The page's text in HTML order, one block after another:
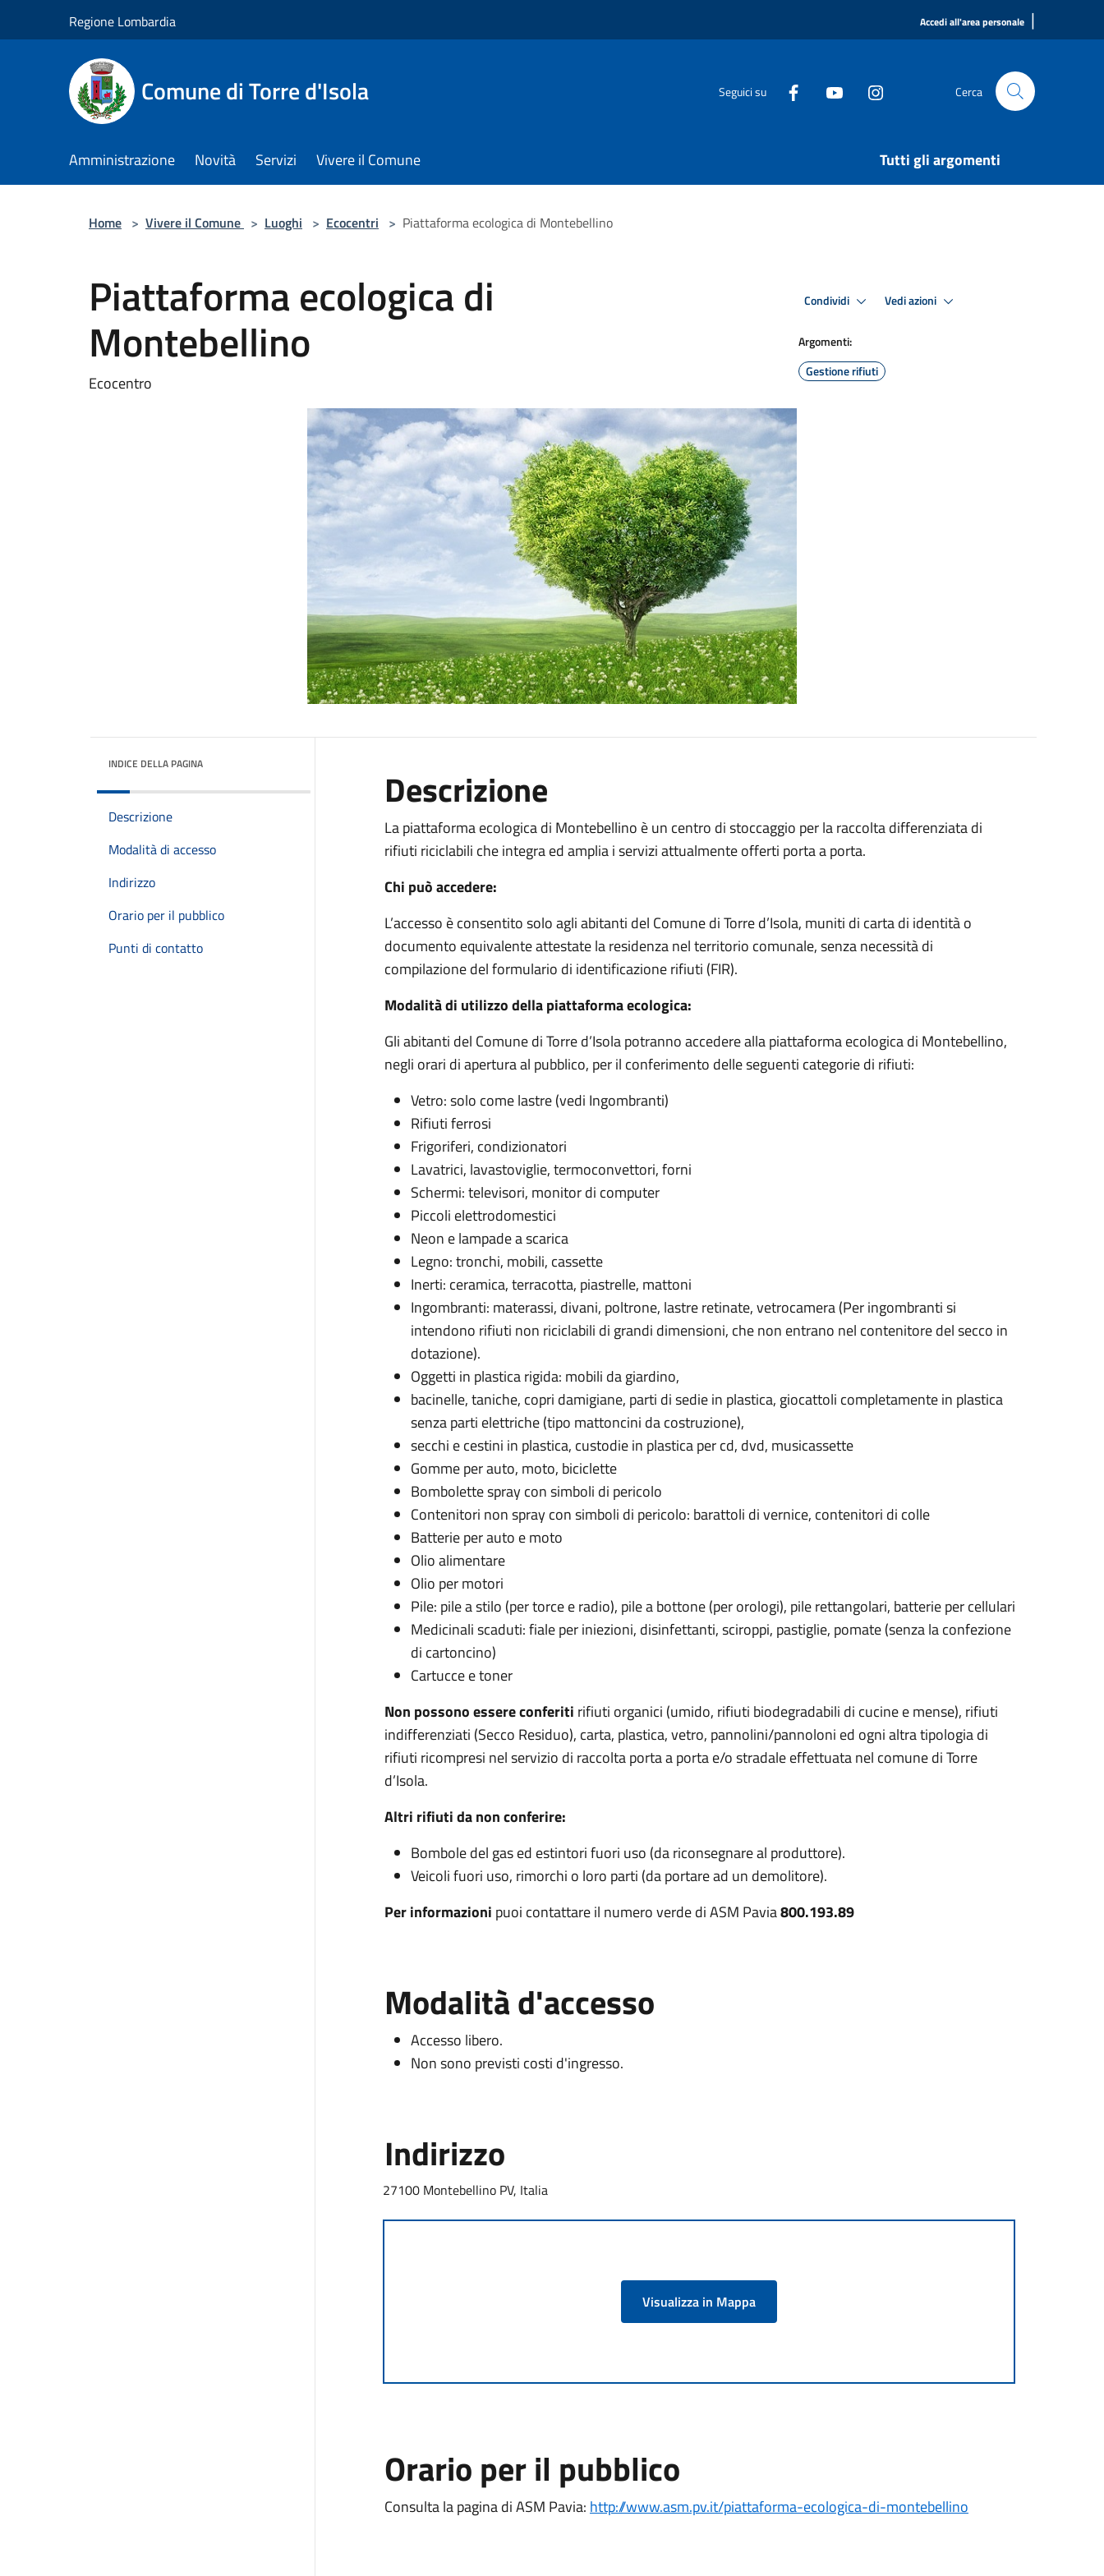
Regione Lombardia Accedi all'area personale |
Comune di Torre d'Isola Seguici su Cerca
Amministrazione Novità Servizi Vivere il Comune Tutti gli argomenti
Home > Vivere il Comune > Luoghi > Ecocentri > Piattaforma ecologica di Montebellino
Piattaforma ecologica di
Montebellino
Ecocentro
Condividi Vedi azioni
Argomenti:
Gestione rifiuti
INDICE DELLA PAGINA
Descrizione
Modalità di accesso
Indirizzo
Orario per il pubblico
Punti di contatto
Descrizione
La piattaforma ecologica di Montebellino è un centro di stoccaggio per la raccolta differenziata di
rifiuti riciclabili che integra ed amplia i servizi attualmente offerti porta a porta.
Chi può accedere:
L’accesso è consentito solo agli abitanti del Comune di Torre d’Isola, muniti di carta di identità o
documento equivalente attestate la residenza nel territorio comunale, senza necessità di
compilazione del formulario di identificazione rifiuti (FIR).
Modalità di utilizzo della piattaforma ecologica:
Gli abitanti del Comune di Torre d’Isola potranno accedere alla piattaforma ecologica di Montebellino,
negli orari di apertura al pubblico, per il conferimento delle seguenti categorie di rifiuti:
Vetro: solo come lastre (vedi Ingombranti)
Rifiuti ferrosi
Frigoriferi, condizionatori
Lavatrici, lavastoviglie, termoconvettori, forni
Schermi: televisori, monitor di computer
Piccoli elettrodomestici
Neon e lampade a scarica
Legno: tronchi, mobili, cassette
Inerti: ceramica, terracotta, piastrelle, mattoni
Ingombranti: materassi, divani, poltrone, lastre retinate, vetrocamera (Per ingombranti si
intendono rifiuti non riciclabili di grandi dimensioni, che non entrano nel contenitore del secco in
dotazione).
Oggetti in plastica rigida: mobili da giardino,
bacinelle, taniche, copri damigiane, parti di sedie in plastica, giocattoli completamente in plastica
senza parti elettriche (tipo mattoncini da costruzione),
secchi e cestini in plastica, custodie in plastica per cd, dvd, musicassette
Gomme per auto, moto, biciclette
Bombolette spray con simboli di pericolo
Contenitori non spray con simboli di pericolo: barattoli di vernice, contenitori di colle
Batterie per auto e moto
Olio alimentare
Olio per motori
Pile: pile a stilo (per torce e radio), pile a bottone (per orologi), pile rettangolari, batterie per cellulari
Medicinali scaduti: fiale per iniezioni, disinfettanti, sciroppi, pastiglie, pomate (senza la confezione
di cartoncino)
Cartucce e toner
Non possono essere conferiti rifiuti organici (umido, rifiuti biodegradabili di cucine e mense), rifiuti
indifferenziati (Secco Residuo), carta, plastica, vetro, pannolini/pannoloni ed ogni altra tipologia di
rifiuti ricompresi nel servizio di raccolta porta a porta e/o stradale effettuata nel comune di Torre
d’Isola.
Altri rifiuti da non conferire:
Bombole del gas ed estintori fuori uso (da riconsegnare al produttore).
Veicoli fuori uso, rimorchi o loro parti (da portare ad un demolitore).
Per informazioni puoi contattare il numero verde di ASM Pavia800.193.89
Modalità d'accesso
Accesso libero.
Non sono previsti costi d'ingresso.
Indirizzo
27100 Montebellino PV, Italia
Visualizza in Mappa
Orario per il pubblico
Consulta la pagina di ASM Pavia: http://www.asm.pv.it/piattaforma-ecologica-di-montebellino